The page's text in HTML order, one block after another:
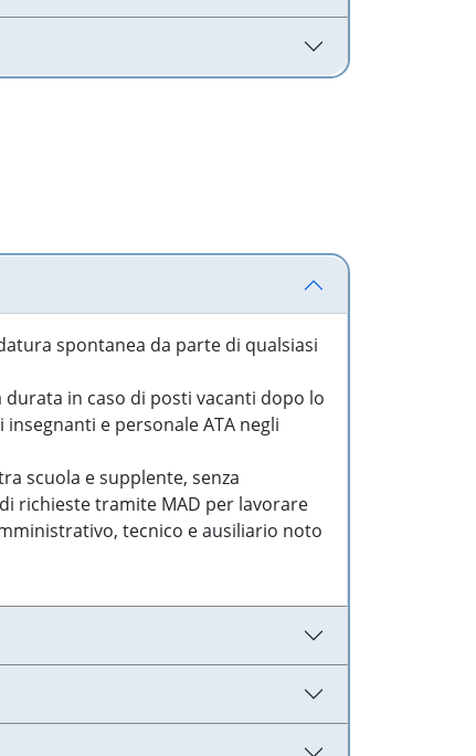
spontanea da parte di qualsiasi
in caso di posti vacanti dopo lo
e personale ATA negli
scuola e supplente, senza
richieste tramite MAD per lavorare
tecnico e ausiliario noto